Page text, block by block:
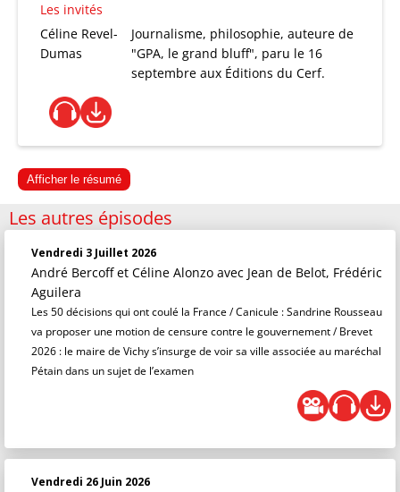
Les invités
Céline Revel-
Dumas
Journalisme, philosophie, auteure de
"GPA, le grand bluff", paru le 16
septembre aux Éditions du Cerf.
Afficher le résumé
Les autres épisodes
Vendredi 3 Juillet 2026
André Bercoff et Céline Alonzo avec Jean de Belot, Frédéric
Aguilera
Les 50 décisions qui ont coulé la France / Canicule : Sandrine Rousseau
va proposer une motion de censure contre le gouvernement / Brevet
2026 : le maire de Vichy s’insurge de voir sa ville associée au maréchal
Pétain dans un sujet de l’examen
Vendredi 26 Juin 2026